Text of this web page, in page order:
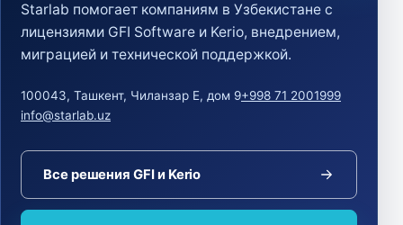
Starlab помогает компаниям в Узбекистане с
лицензиями GFI Software и Kerio, внедрением,
миграцией и технической поддержкой.
100043, Ташкент, Чиланзар Е, дом 9+998 71 2001999
info@starlab.uz
Все решения GFI и Kerio